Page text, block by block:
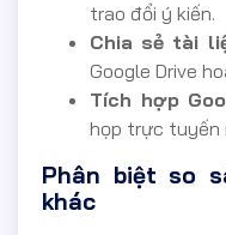
trao đổi ý kiến.
Chia sẻ tài
Google Drive
Tích hợp
họp trực tuyến
Phân biệt so
khác